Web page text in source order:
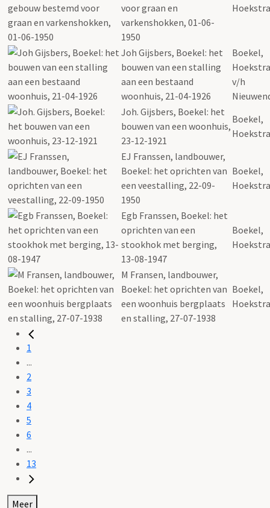
voor graan en
varkenshokken, 01-06-
1950
Joh Gijsbers, Boekel: het
bouwen van een stalling
aan een bestaand
woonhuis, 21-04-1926
Boekel,
v/h
Joh. Gijsbers, Boekel: het
bouwen van een woonhuis,
23-12-1921
Boekel,
EJ Franssen, landbouwer,
Boekel: het oprichten van
een veestalling, 22-09-
1950
Boekel,
Egb Franssen, Boekel: het
oprichten van een
stookhok met berging,
13-08-1947
Boekel,
M Fransen, landbouwer,
Boekel: het oprichten van
een woonhuis bergplaats
en stalling, 27-07-1938
Boekel,
1
...
2
3
4
5
6
...
13
Meer